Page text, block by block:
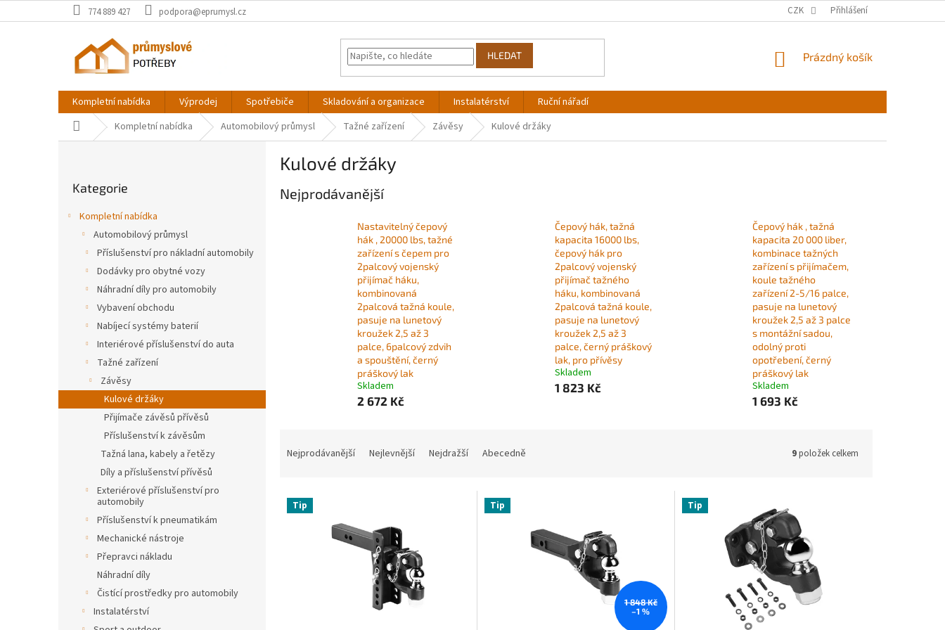
na
774 889 427 podpora@eprumysl.cz CZK Přihlášení
HLEDAT
NÁKUPNÍ
Prázdný košík
Kompletní nabídka Výprodej Spotřebiče Skladování a organizace Instalatérství
Ruční nářadí
Domů Kompletní nabídka Automobilový průmysl Tažné zařízení Závěsy Kulové držáky
kategorie
Kategorie
Kompletní nabídka
Automobilový průmysl
Příslušenství pro nákladní automobily
Dodávky pro obytné vozy
Náhradní díly pro automobily
Vybavení obchodu
Nabíjecí systémy baterií
Interiérové příslušenství do auta
Tažné zařízení
Závěsy
Kulové držáky
Přijímače závěsů přívěsů
Příslušenství k závěsům
Tažná lana, kabely a řetězy
Díly a příslušenství přívěsů
Exteriérové příslušenství pro
automobily
Příslušenství k pneumatikám
Mechanické nástroje
Přepravci nákladu
Náhradní díly
Čistící prostředky pro automobily
Instalatérství
Kulové držáky
Nejprodávanější
Nastavitelný čepový
hák , 20000 lbs, tažné
zařízení s čepem pro
2palcový vojenský
přijímač háku,
kombinovaná
2palcová tažná koule,
pasuje na lunetový
kroužek 2,5 až 3
palce, 6palcový zdvih
a spouštění, černý
práškový lak
Skladem
2 672 Kč
Čepový hák, tažná
kapacita 16000 lbs,
čepový hák pro
2palcový vojenský
přijímač tažného
háku, kombinovaná
2palcová tažná koule,
pasuje na lunetový
kroužek 2,5 až 3
palce, černý práškový
lak, pro přívěsy
Skladem
1 823 Kč
Čepový hák , tažná
kapacita 20 000 liber,
kombinace tažných
zařízení s přijímačem,
koule tažného
zařízení 2-5/16 palce,
pasuje na lunetový
kroužek 2,5 až 3 palce
s montážní sadou,
odolný proti
opotřebení, černý
práškový lak
Skladem
1 693 Kč
n
Nejprodávanější Nejlevnější Nejdražší Abecedně 9položek celkem
V Tip Tip
1 848 Kč
–1 %
Tip